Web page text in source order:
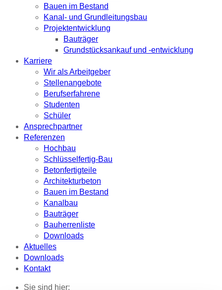
Bauen im Bestand
Kanal- und Grundleitungsbau
Projektentwicklung
Bauträger
Grundstücksankauf und -entwicklung
Karriere
Wir als Arbeitgeber
Stellenangebote
Berufserfahrene
Studenten
Schüler
Ansprechpartner
Referenzen
Hochbau
Schlüsselfertig-Bau
Betonfertigteile
Architekturbeton
Bauen im Bestand
Kanalbau
Bauträger
Bauherrenliste
Downloads
Aktuelles
Downloads
Kontakt
Sie sind hier: